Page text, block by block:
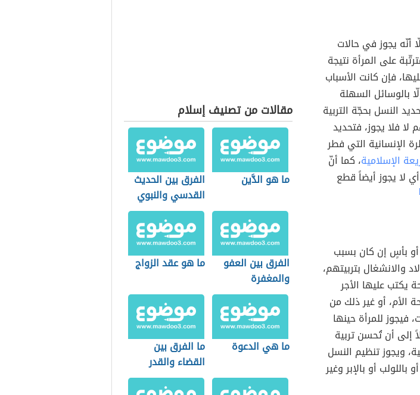
أنّه يجوز في حالات
على المرأة نتيجة
فإن كانت الأسباب
بالوسائل السهلة
النسل بحجّة التربية
لا فلا يجوز، فتحديد
الإنسانية التي فطر
الإسلامية، كما أنّ
لا يجوز أيضاً قطع
أو بأسٍ إن كان بسبب
والانشغال بتربيتهم،
يكتب عليها الأجر
الأم، أو غير ذلك من
فيجوز للمرأة حينها
إلى أن تُحسن تربية
ويجوز تنظيم النسل
أو بالإبر وغير
مقالات من تصنيف إسلام
ما هو الدَّين
الفرق بين الحديث
القدسي والنبوي
الفرق بين العفو
والمغفرة
ما هو عقد الزواج
ما هي الدعوة
ما الفرق بين
القضاء والقدر